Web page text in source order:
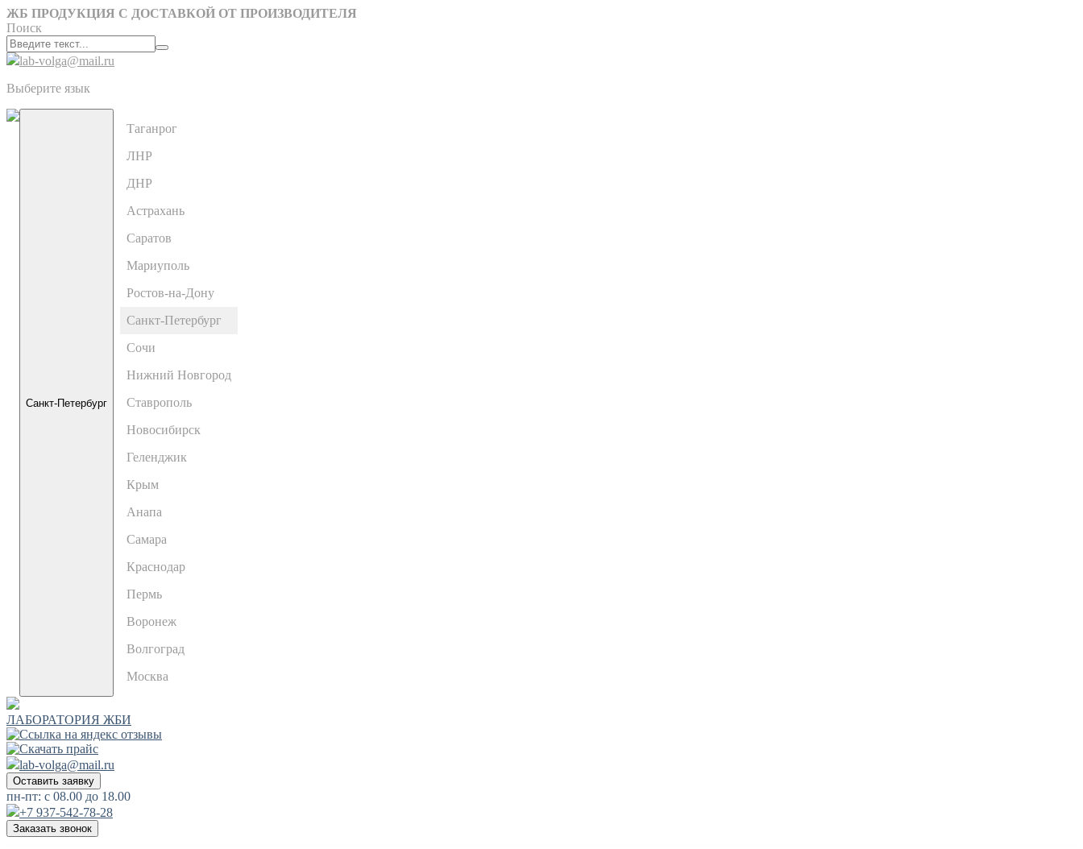
ЖБ ПРОДУКЦИЯ С ДОСТАВКОЙ ОТ ПРОИЗВОДИТЕЛЯ
Поиск
lab-volga@mail.ru
Выберите язык
Санкт-Петербург
Таганрог
ЛНР
ДНР
Астрахань
Саратов
Мариуполь
Ростов-на-Дону
Санкт-Петербург
Сочи
Нижний Новгород
Ставрополь
Новосибирск
Геленджик
Крым
Анапа
Самара
Краснодар
Пермь
Воронеж
Волгоград
Москва
ЛАБОРАТОРИЯ ЖБИ
lab-volga@mail.ru
Оставить заявку
пн-пт: с 08.00 до 18.00
+7 937-542-78-28
Заказать звонок